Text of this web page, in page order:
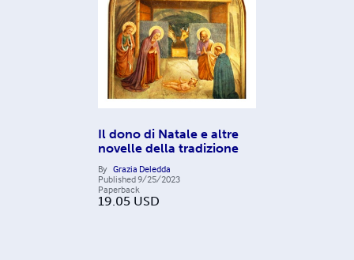
Il dono di Natale e altre
novelle della tradizione
By Grazia Deledda
Published9/25/2023
Paperback
19.05 USD